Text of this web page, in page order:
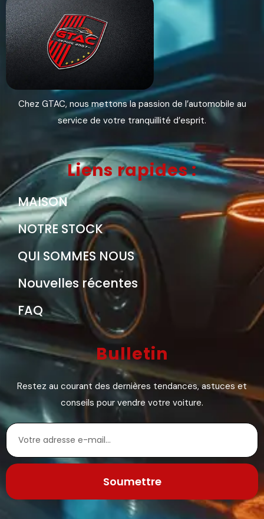
Chez GTAC, nous mettons la passion de l’automobile au
service de votre tranquillité d’esprit.
Liens rapides :
MAISON
NOTRE STOCK
QUI SOMMES NOUS
Nouvelles récentes
FAQ
Bulletin
Restez au courant des dernières tendances, astuces et
conseils pour vendre votre voiture.
Soumettre